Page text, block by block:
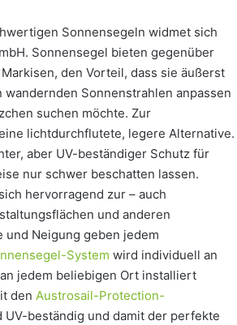
Sonnensegeln widmet sich
Sonnensegel bieten gegenüber
den Vorteil, dass sie äußerst
Sonnenstrahlen anpassen
suchen möchte. Zur
lichtdurchflutete, legere Alternative.
aber UV-beständiger Schutz für
nur schwer beschatten lassen.
hervorragend zur – auch
und anderen
und Neigung geben jedem
System wird individuell an
jedem beliebigen Ort installiert
den Austrosail-Protection-
beständig und damit der perfekte